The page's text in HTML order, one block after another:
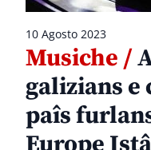
10 Agosto 2023
Musiche /
galizians e
paîs